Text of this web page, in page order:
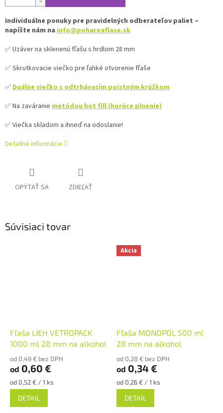
Individuálne ponuky pre pravidelných odberateľov paliet –
napíšte nám na info@pohareaflase.sk
✅ Uzáver na sklenenú fľašu s hrdlom 28 mm
✅ Skrutkovacie viečko pre ľahké otvorenie fľaše
✅Duálne viečko s odtrhávacím poistným krúžkom
✅ Na zaváranie metódou hot fill (horúce plnenie)
✅ Viečka skladom a ihneď na odoslanie!
Detailné informácie
OPÝTAŤ SA ZDIEĽAŤ
Súvisiaci tovar
Fľaša LIEH VETROPACK
1000 ml 28 mm na alkohol
od 0,49 € bez DPH
od 0,60 €
Jednotková
cena:
od 0,52 € / 1 ks
DETAIL
Akcia
Fľaša MONOPOL 500 ml
28 mm na alkohol
od 0,28 € bez DPH
od 0,34 €
Jednotková
cena:
od 0,26 € / 1 ks
DETAIL